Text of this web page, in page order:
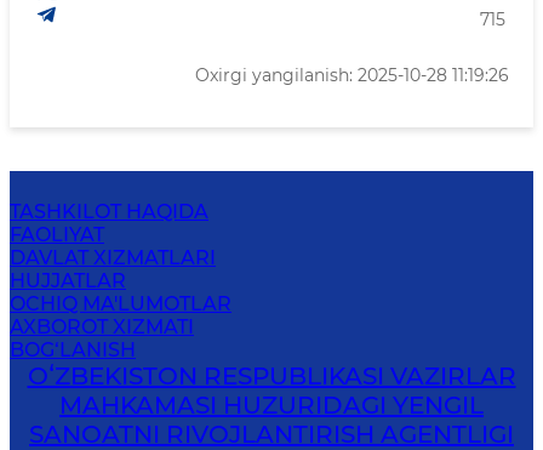
715
Oxirgi yangilanish: 2025-10-28 11:19:26
TASHKILOT HAQIDA
FAOLIYAT
DAVLAT XIZMATLARI
HUJJATLAR
OCHIQ MA'LUMOTLAR
AXBOROT XIZMATI
BOG‘LANISH
OʻZBEKISTON RESPUBLIKASI VAZIRLAR
MAHKAMASI HUZURIDAGI YENGIL
SANOATNI RIVOJLANTIRISH AGENTLIGI